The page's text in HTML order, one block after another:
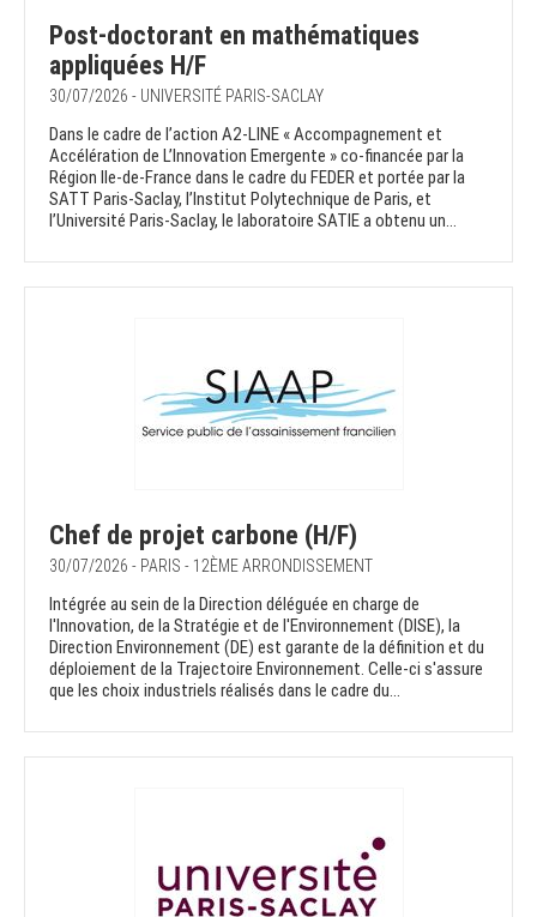
Post-doctorant en mathématiques
appliquées H/F
30/07/2026 - UNIVERSITÉ PARIS-SACLAY
Dans le cadre de l’action A2-LINE « Accompagnement et
Accélération de L’Innovation Emergente » co-financée par la
Région Ile-de-France dans le cadre du FEDER et portée par la
SATT Paris-Saclay, l’Institut Polytechnique de Paris, et
l’Université Paris-Saclay, le laboratoire SATIE a obtenu un...
Chef de projet carbone (H/F)
30/07/2026 - PARIS - 12ÈME ARRONDISSEMENT
Intégrée au sein de la Direction déléguée en charge de
l'Innovation, de la Stratégie et de l'Environnement (DISE), la
Direction Environnement (DE) est garante de la définition et du
déploiement de la Trajectoire Environnement. Celle-ci s'assure
que les choix industriels réalisés dans le cadre du...